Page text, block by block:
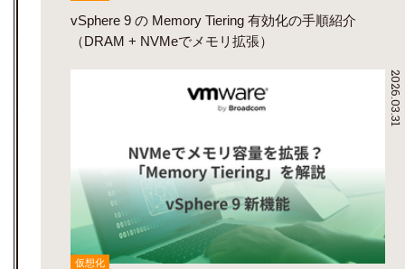
vSphere 9 の Memory Tiering 有効化の手順紹介
（DRAM + NVMeでメモリ拡張）
2026.03.31
仮想化